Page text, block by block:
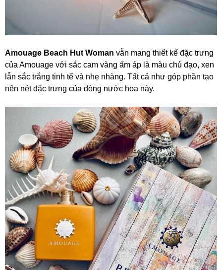
Amouage Beach Hut Woman vẫn mang thiết kế đặc trưng
của Amouage với sắc cam vàng ấm áp là màu chủ đạo, xen
lẫn sắc trắng tinh tế và nhẹ nhàng. Tất cả như góp phần tạo
nên nét đặc trưng của dòng nước hoa này.